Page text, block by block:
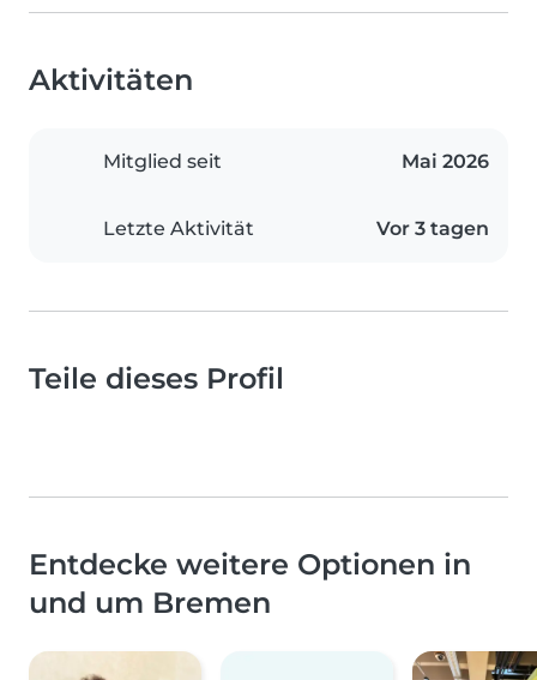
Aktivitäten
Mitglied seit Mai 2026
Letzte Aktivität Vor 3 tagen
Teile dieses Profil
Entdecke weitere Optionen in
und um Bremen